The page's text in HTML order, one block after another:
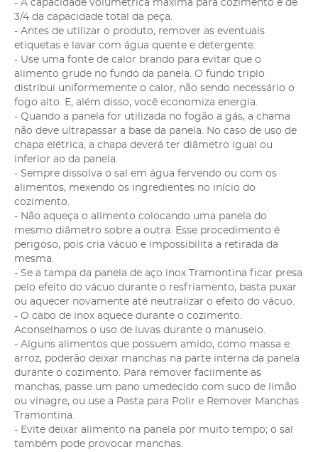
- A capacidade volumétrica máxima para cozimento é de
3/4 da capacidade total da peça.
- Antes de utilizar o produto, remover as eventuais
etiquetas e lavar com água quente e detergente.
- Use uma fonte de calor brando para evitar que o
alimento grude no fundo da panela. O fundo triplo
distribui uniformemente o calor, não sendo necessário o
fogo alto. E, além disso, você economiza energia.
- Quando a panela for utilizada no fogão a gás, a chama
não deve ultrapassar a base da panela. No caso de uso de
chapa elétrica, a chapa deverá ter diâmetro igual ou
inferior ao da panela.
- Sempre dissolva o sal em água fervendo ou com os
alimentos, mexendo os ingredientes no início do
cozimento.
- Não aqueça o alimento colocando uma panela do
mesmo diâmetro sobre a outra. Esse procedimento é
perigoso, pois cria vácuo e impossibilita a retirada da
mesma.
- Se a tampa da panela de aço inox Tramontina ficar presa
pelo efeito do vácuo durante o resfriamento, basta puxar
ou aquecer novamente até neutralizar o efeito do vácuo.
- O cabo de inox aquece durante o cozimento.
Aconselhamos o uso de luvas durante o manuseio.
- Alguns alimentos que possuem amido, como massa e
arroz, poderão deixar manchas na parte interna da panela
durante o cozimento. Para remover facilmente as
manchas, passe um pano umedecido com suco de limão
ou vinagre, ou use a Pasta para Polir e Remover Manchas
Tramontina.
- Evite deixar alimento na panela por muito tempo; o sal
também pode provocar manchas.